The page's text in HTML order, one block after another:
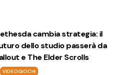
cambia strategia: il
dello studio passerà da
e The Elder Scrolls
VIDEOGIOCHI